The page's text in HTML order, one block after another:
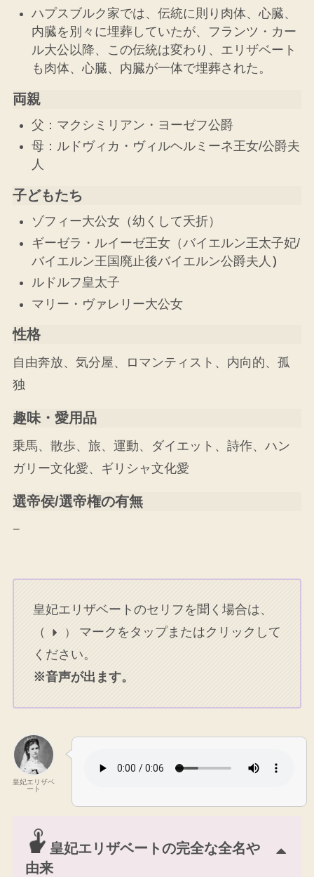
ハプスブルク家では、伝統に則り肉体、心臓、
内臓を別々に埋葬していたが、フランツ・カー
ル大公以降、この伝統は変わり、エリザベート
も肉体、心臓、内臓が一体で埋葬された。
両親
父：マクシミリアン・ヨーゼフ公爵
母：ルドヴィカ・ヴィルヘルミーネ王女/公爵夫
人
子どもたち
ゾフィー大公女（幼くして夭折）
ギーゼラ・ルイーゼ王女（バイエルン王太子妃/
バイエルン王国廃止後バイエルン公爵夫人 ）
ルドルフ皇太子
マリー・ヴァレリー大公女
性格
自由奔放、気分屋、ロマンティスト、内向的、孤
独
趣味・愛用品
乗馬、散歩、旅、運動、ダイエット、詩作、ハン
ガリー文化愛、ギリシャ文化愛
選帝侯/選帝権の有無
−
皇妃エリザベートのセリフを聞く場合は、
（
）
マークをタップまたはクリックして
ください。
※音声が出ます。
皇妃エリザベ
ート
皇妃エリザベートの完全な全名や
由来